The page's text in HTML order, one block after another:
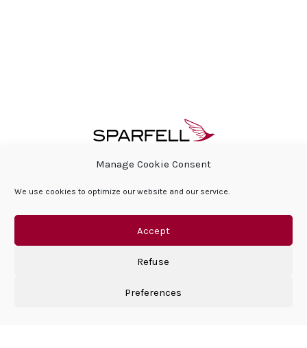
Manage Cookie Consent
We use cookies to optimize our website and our service.
Accept
Refuse
Preferences
RESPONSABILITÉ SOCIALE DE L’ENTREPRISE
MENTIONS LÉGALES